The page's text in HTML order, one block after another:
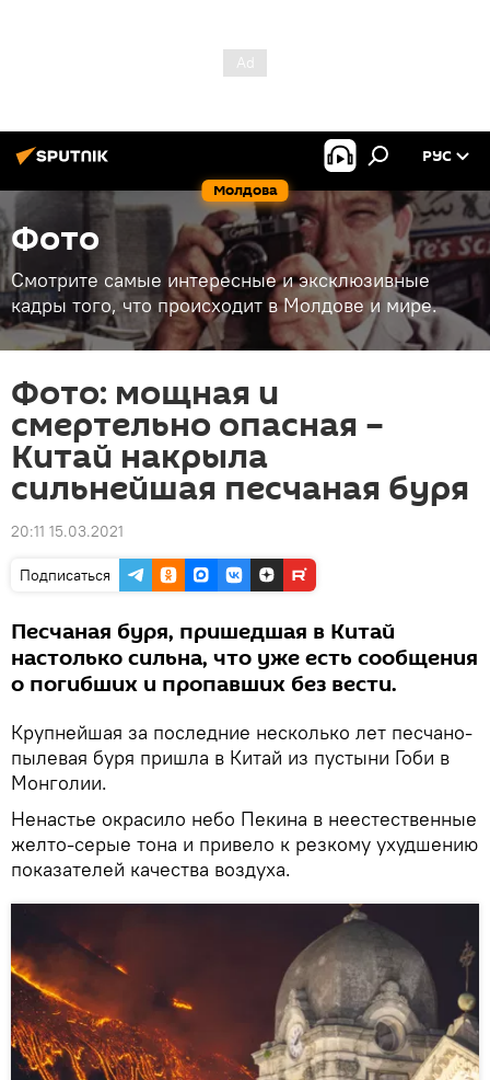
Молдова
РУС
Фото
Смотрите самые интересные и эксклюзивные
кадры того, что происходит в Молдове и мире.
Фото: мощная и
смертельно опасная –
Китай накрыла
сильнейшая песчаная буря
20:11 15.03.2021
Подписаться
Песчаная буря, пришедшая в Китай
настолько сильна, что уже есть сообщения
о погибших и пропавших без вести.
Крупнейшая за последние несколько лет песчано-
пылевая буря пришла в Китай из пустыни Гоби в
Монголии.
Ненастье окрасило небо Пекина в неестественные
желто-серые тона и привело к резкому ухудшению
показателей качества воздуха.